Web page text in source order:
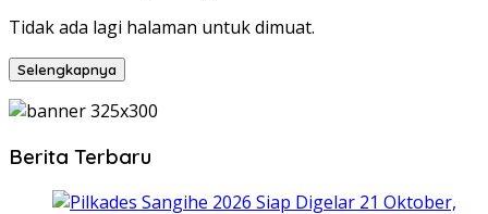
Tidak ada lagi halaman untuk dimuat.
Selengkapnya
Berita Terbaru